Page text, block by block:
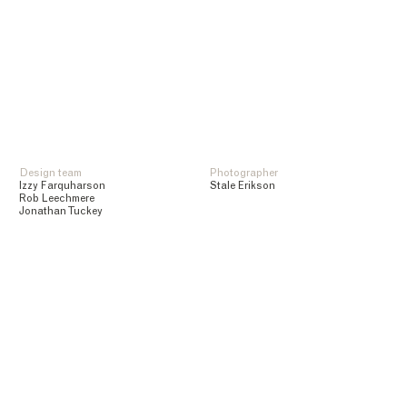
Design team
Izzy Farquharson
Rob Leechmere
Jonathan Tuckey
Photographer
Stale Erikson